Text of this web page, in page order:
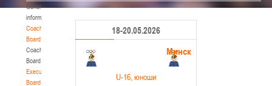
General
information
Coaching
Board
Coaching
Board
Executive
Board
18-20.05.2026
Минск
U-16 , юноши